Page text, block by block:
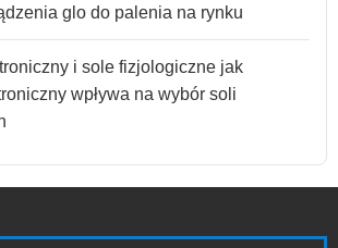
glo do palenia na rynku
i sole fizjologiczne jak
wpływa na wybór soli